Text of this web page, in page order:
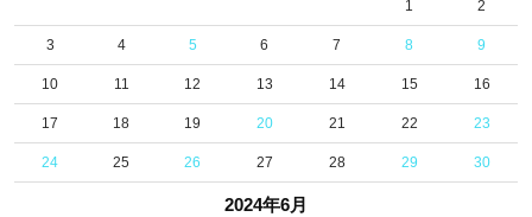
2024年6月
1 2
3 4 5 6 7 8 9
10 11 12 13 14 15 16
17 18 19 20 21 22 23
24 25 26 27 28 29 30